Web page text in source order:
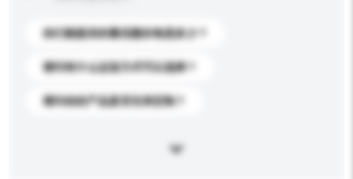
你们能提供的最优惠价格是多少？
请问有什么运送方式可以选择？
请问你的产品是否支持定制？